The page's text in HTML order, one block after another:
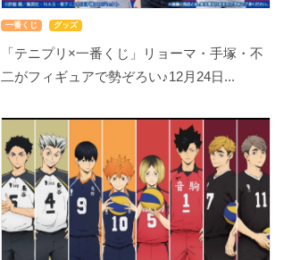
一番くじ グッズ
「テニプリ×一番くじ」リョーマ・手塚・不
二がフィギュアで勢ぞろい♪12月24日...